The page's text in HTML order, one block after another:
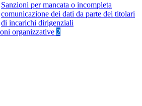
Sanzioni per mancata o incompleta
comunicazione dei dati da parte dei titolari
di incarichi dirigenziali
organizzative 2